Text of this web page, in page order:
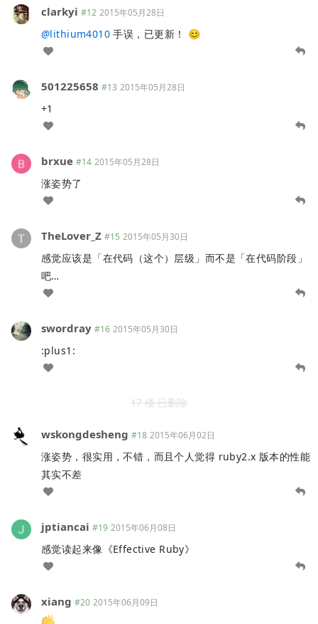
clarkyi #12 2015年05月28日
@lithium4010 手误，已更新！ 😊
501225658 #13 2015年05月28日
+1
brxue #14 2015年05月28日
涨姿势了
TheLover_Z #15 2015年05月30日
感觉应该是「在代码（这个）层级」而不是「在代码阶段」
吧…
swordray #16 2015年05月30日
:plus1:
17 楼 已删除
wskongdesheng #18 2015年06月02日
涨姿势，很实用，不错，而且个人觉得 ruby2.x 版本的性能
其实不差
jptiancai #19 2015年06月08日
感觉读起来像《Effective Ruby》
xiang #20 2015年06月09日